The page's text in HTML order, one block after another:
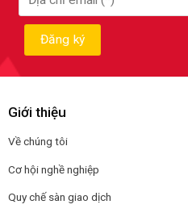
Giới thiệu
Về chúng tôi
Cơ hội nghề nghiệp
Quy chế sàn giao dịch